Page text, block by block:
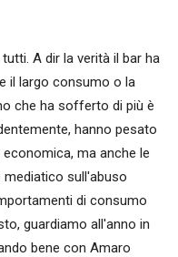
A dir la verità il bar ha
il largo consumo o la
che ha sofferto di più è
hanno pesato
ma anche le
sull'abuso
di consumo
guardiamo all'anno in
bene con Amaro